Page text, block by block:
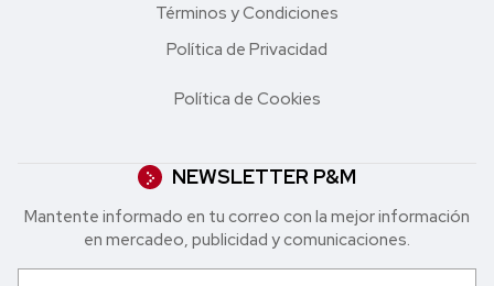
Términos y Condiciones
Política de Privacidad
Política de Cookies
NEWSLETTER P&M
Mantente informado en tu correo con la mejor in formación
en mercadeo, publicidad y comunicaciones.